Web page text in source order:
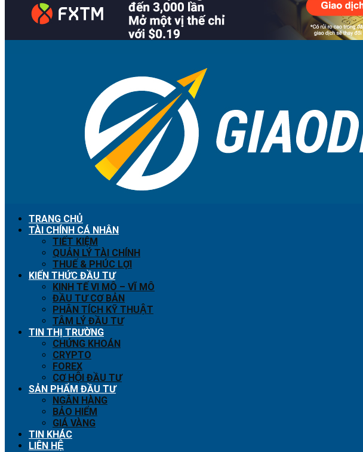
TRANG CHỦ
TÀI CHÍNH CÁ NHÂN
TIẾT KIỆM
QUẢN LÝ TÀI CHÍNH
THUẾ & PHÚC LỢI
KIẾN THỨC ĐẦU TƯ
KINH TẾ VI MÔ – VĨ MÔ
ĐẦU TƯ CƠ BẢN
PHÂN TÍCH KỸ THUẬT
TÂM LÝ ĐẦU TƯ
TIN THỊ TRƯỜNG
CHỨNG KHOÁN
CRYPTO
FOREX
CƠ HỘI ĐẦU TƯ
SẢN PHẨM ĐẦU TƯ
NGÂN HÀNG
BẢO HIỂM
GIÁ VÀNG
TIN KHÁC
LIÊN HỆ